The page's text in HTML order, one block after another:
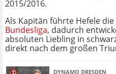
2015/2016.
Als Kapitän führte Hefele die
Bundesliga, dadurch
absoluten Liebling in
direkt nach dem großen
DYNAMO DRESDEN